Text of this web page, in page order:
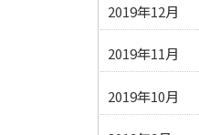
2019年12月
2019年11月
2019年10月